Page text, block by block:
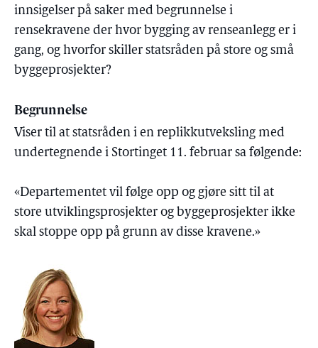
innsigelser på saker med begrunnelse i
rensekravene der hvor bygging av renseanlegg er i
gang, og hvorfor skiller statsråden på store og små
byggeprosjekter?
Begrunnelse
Viser til at statsråden i en replikkutveksling med
undertegnende i Stortinget 11. februar sa følgende:
«Departementet vil følge opp og gjøre sitt til at
store utviklingsprosjekter og byggeprosjekter ikke
skal stoppe opp på grunn av disse kravene.»